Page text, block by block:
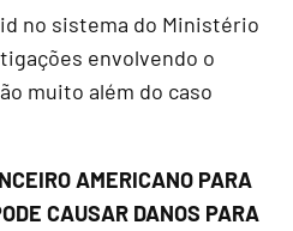
no sistema do Ministério
envolvendo o
muito além do caso
AMERICANO PARA
CAUSAR DANOS PARA